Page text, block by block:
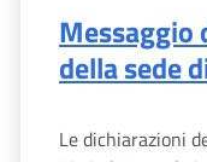
Messaggio
della sede
Le dichiarazioni